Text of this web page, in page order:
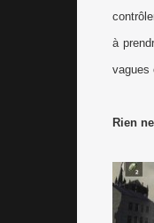
à
vagues
Rien